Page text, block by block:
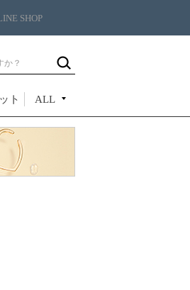
SHOP
ト ALL